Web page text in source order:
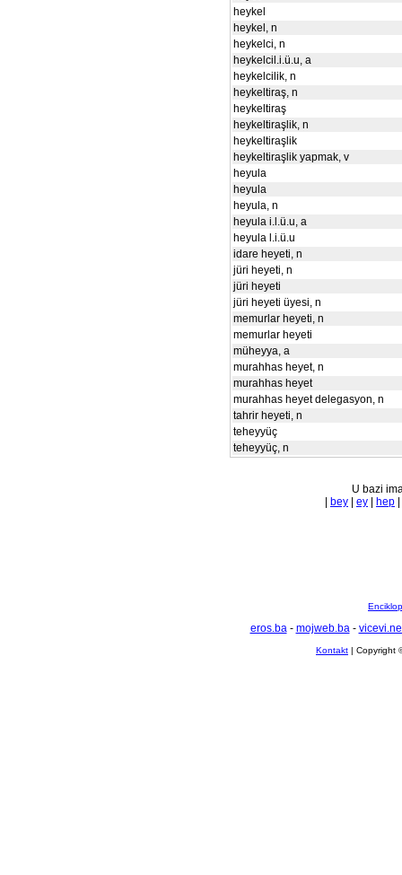
heykel
heykel, n
heykelci, n
heykelcil.i.ü.u, a
heykelcilik, n
heykeltiraş, n
heykeltiraş
heykeltiraşlik, n
heykeltiraşlik
heykeltiraşlik yapmak, v
heyula
heyula
heyula, n
heyula i.l.ü.u, a
heyula l.i.ü.u
idare heyeti, n
jüri heyeti, n
jüri heyeti
jüri heyeti üyesi, n
memurlar heyeti, n
memurlar heyeti
müheyya, a
murahhas heyet, n
murahhas heyet
murahhas heyet delegasyon, n
tahrir heyeti, n
teheyyüç
teheyyüç, n
U bazi
bey ey hep
eros.ba- mojweb.ba-
Kontakt | Copyright